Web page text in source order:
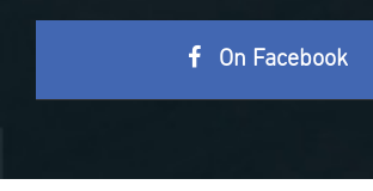
On Facebook